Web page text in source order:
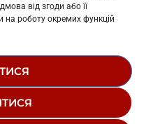
від згоди або її
на роботу окремих функцій